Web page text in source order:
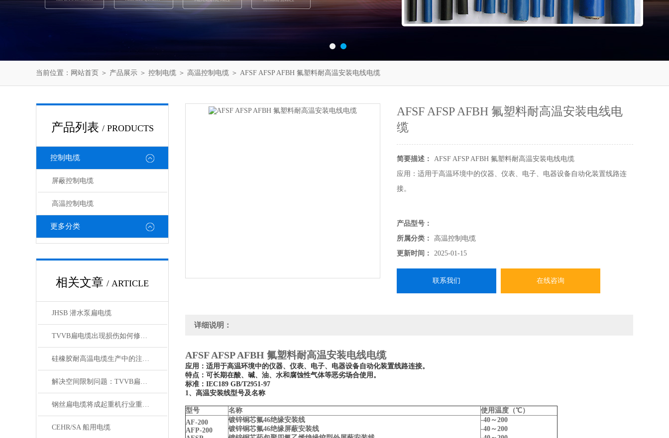
当前位置： 网站首页 ＞ 产品展示 ＞ 控制电缆 ＞ 高温控制电缆 ＞ AFSF AFSP AFBH 氟塑料耐高温安装电线电缆
产品列表 / PRODUCTS
控制电缆
屏蔽控制电缆
高温控制电缆
更多分类
相关文章 / ARTICLE
JHSB 潜水泵扁电缆
TVVB扁电缆出现损伤如何修补？有哪些措施
硅橡胶耐高温电缆生产中的注意事项
解决空间限制问题：TVVB扁电缆在紧凑环境中的优势
钢丝扁电缆将成起重机行业重要的一部分
CEHR/SA 船用电缆
AFSF AFSP AFBH 氟塑料耐高温安装电线电
缆
简要描述：
AFSF AFSP AFBH 氟塑料耐高温安装电线电缆
应用：适用于高温环境中的仪器、仪表、电子、电器设备自动化装置线路连
接。
产品型号：
所属分类：
高温控制电缆
更新时间：
2025-01-15
联系我们 在线咨询
详细说明：
AFSF AFSP AFBH 氟塑料耐高温安装电线电缆
应用：适用于高温环境中的仪器、仪表、电子、电器设备自动化装置线路连接。
特点：可长期在酸、碱、油、水和腐蚀性气体等恶劣场合使用。
标准：IEC189 GB/T2951-97
1、高温安装线型号及名称
型号 名称
使用温度（℃）
AF-200
AFP-200
镀锌铜芯氟46绝缘安装线
镀锌铜芯氟46绝缘屏蔽安装线
-40～200
-40～200